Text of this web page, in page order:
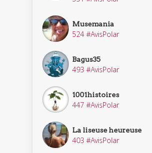
Musemania
524 #AvisPolar
Bagus35
493 #AvisPolar
1001histoires
447 #AvisPolar
La liseuse heureuse
403 #AvisPolar